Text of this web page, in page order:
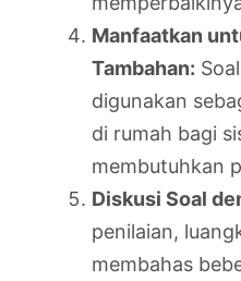
Manfaatkan
Tambahan:
digunakan
di rumah bagi
membutuhkan
Diskusi Soal
penilaian,
membahas